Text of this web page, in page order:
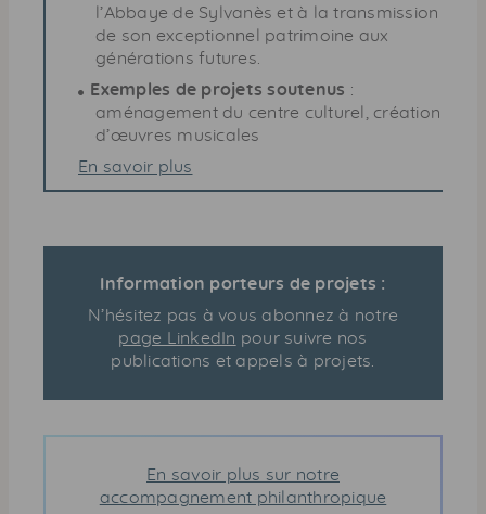
l’Abbaye de Sylvanès et à la transmission
de son exceptionnel patrimoine aux
générations futures.
Exemples de projets soutenus :
aménagement du centre culturel, création
d’œuvres musicales
En savoir plus
Information porteurs de projets :
N’hésitez pas à vous abonnez à notre
page LinkedIn pour suivre nos
publications et appels à projets.
En savoir plus sur notre
accompagnement philanthropique